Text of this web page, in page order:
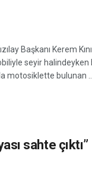
Başkanı Kerem
seyir halindeyken
motosiklette bulunan ...
sahte çıktı”